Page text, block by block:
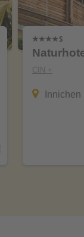
CIN +
Innichen